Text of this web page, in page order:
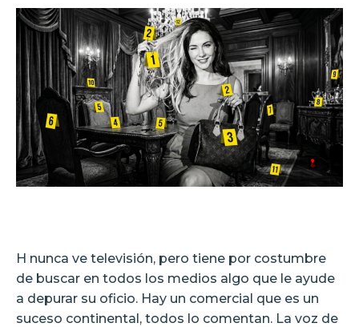
H nunca ve televisión, pero tiene por costumbre
de buscar en todos los medios algo que le ayude
a depurar su oficio. Hay un comercial que es un
suceso continental, todos lo comentan. La voz de